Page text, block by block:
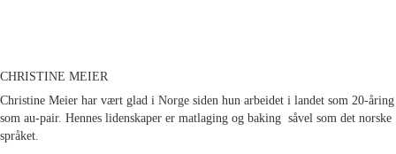
CHRISTINE MEIER
Christine Meier har vært glad i Norge siden hun arbeidet i landet som 20-åring
som au-pair. Hennes lidenskaper er matlaging og baking såvel som det norske
språket.